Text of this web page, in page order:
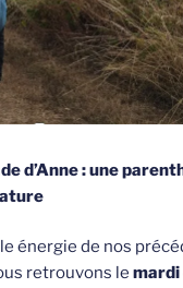
d’Anne : une
énergie de nos
retrouvons le